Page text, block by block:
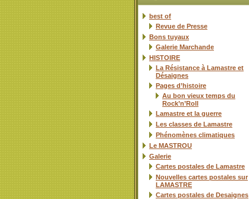
best of
Revue de Presse
Bons tuyaux
Galerie Marchande
HISTOIRE
La Résistance à Lamastre et
Désaignes
Pages d’histoire
Au bon vieux temps du
Rock’n’Roll
Lamastre et la guerre
Les classes de Lamastre
Phénomènes climatiques
Le MASTROU
Galerie
Cartes postales de Lamastre
Nouvelles cartes postales sur
LAMASTRE
Cartes postales de Desaignes